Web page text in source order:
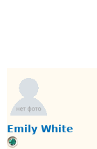
Emily White